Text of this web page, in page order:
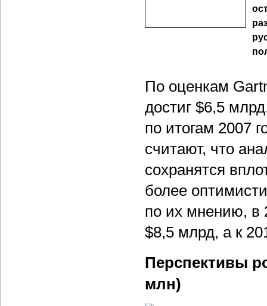
По оценкам
достиг $6,5
по итогам 2007
считают, что
сохранятся
более
по их мнению, в
$8,5 млрд, а к
Перспективы
млн)